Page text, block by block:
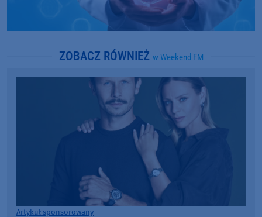
ZOBACZ RÓWNIEŻ w Weekend FM
Artykuł sponsorowany